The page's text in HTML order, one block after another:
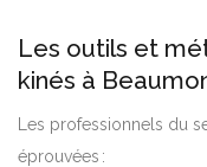
Les outils et
kinés à
Les professionnels du
éprouvées :